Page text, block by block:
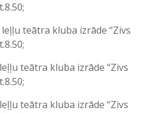
leļļu teātra kluba izrāde “Zivs
teātra kluba izrāde “Zivs
teātra kluba izrāde “Zivs